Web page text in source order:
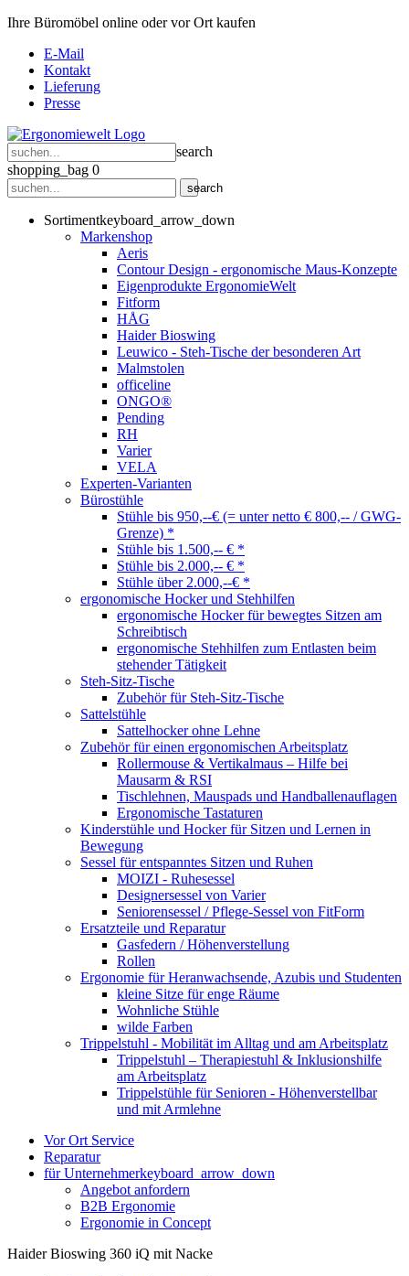
Ihre Büromöbel online oder vor Ort kaufen
E-Mail
Kontakt
Lieferung
Presse
search
shopping_bag 0
search
Sortimentkeyboard_arrow_down
Markenshop
Aeris
Contour Design - ergonomische Maus-Konzepte
Eigenprodukte ErgonomieWelt
Fitform
HÅG
Haider Bioswing
Leuwico - Steh-Tische der besonderen Art
Malmstolen
officeline
ONGO®
Pending
RH
Varier
VELA
Experten-Varianten
Bürostühle
Stühle bis 950,--€ (= unter netto € 800,-- / GWG-
Grenze) *
Stühle bis 1.500,-- € *
Stühle bis 2.000,-- € *
Stühle über 2.000,--€ *
ergonomische Hocker und Stehhilfen
ergonomische Hocker für bewegtes Sitzen am
Schreibtisch
ergonomische Stehhilfen zum Entlasten beim
stehender Tätigkeit
Steh-Sitz-Tische
Zubehör für Steh-Sitz-Tische
Sattelstühle
Sattelhocker ohne Lehne
Zubehör für einen ergonomischen Arbeitsplatz
Rollermouse & Vertikalmaus – Hilfe bei
Mausarm & RSI
Tischlehnen, Mauspads und Handballenauflagen
Ergonomische Tastaturen
Kinderstühle und Hocker für Sitzen und Lernen in
Bewegung
Sessel für entspanntes Sitzen und Ruhen
MOIZI - Ruhesessel
Designersessel von Varier
Seniorensessel / Pflege-Sessel von FitForm
Ersatzteile und Reparatur
Gasfedern / Höhenverstellung
Rollen
Ergonomie für Heranwachsende, Azubis und Studenten
kleine Sitze für enge Räume
Wohnliche Stühle
wilde Farben
Trippelstuhl - Mobilität im Alltag und am Arbeitsplatz
Trippelstuhl – Therapiestuhl & Inklusionshilfe
am Arbeitsplatz
Trippelstühle für Senioren - Höhenverstellbar
und mit Armlehne
Vor Ort Service
Reparatur
für Unternehmerkeyboard_arrow_down
Angebot anfordern
B2B Ergonomie
Ergonomie in Concept
Haider Bioswing 360 iQ mit Nacke